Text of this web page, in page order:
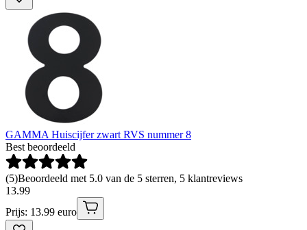
GAMMA Huiscijfer zwart RVS nummer 8
Best beoordeeld
(5)Beoordeeld met 5.0 van de 5 sterren, 5 klantreviews
13.99
Prijs: 13.99 euro